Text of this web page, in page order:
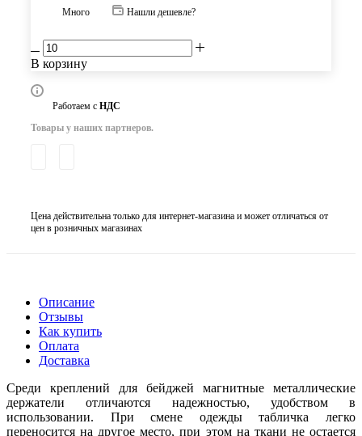
Много Нашли дешевле?
В корзину
Работаем с НДС
Товары у наших партнеров.
Цена действительна только для интернет-магазина и может отличаться от
цен в розничных магазинах
Описание
Отзывы
Как купить
Оплата
Доставка
Среди креплений для бейджей магнитные металлические
держатели отличаются надежностью, удобством в
использовании. При смене одежды табличка легко
переносится на другое место, при этом на ткани не остается